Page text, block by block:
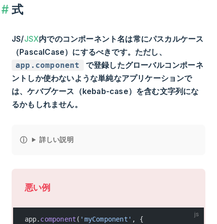
式
JS/JSX内でのコンポーネント名は常にパスカルケース
（PascalCase）にするべきです。ただし、
app.component
で登録したグローバルコンポーネ
ントしか使わないような単純なアプリケーションで
は、ケバブケース（kebab-case）を含む文字列にな
るかもしれません。
詳しい説明
悪い例
js
app. component ( 'myComponent' , {